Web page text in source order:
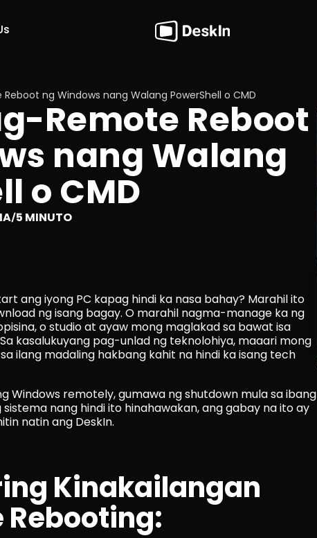
ng Windows nang Walang PowerShell o CMD
Remote Reboot
nang Walang
o CMD
/5 MINUTO
ang iyong PC kapag hindi ka nasa bahay? Marahil ito
ng isang bagay. O marahil nagma-manage ka ng
o studio at ayaw mong maglakad sa bawat isa
kasalukuyang pag-unlad ng teknolohiya, maaari mong
ilang madaling hakbang kahit na hindi ka isang tech
Windows remotely, gumawa ng shutdown mula sa ibang
nang hindi ito hinahawakan, ang gabay na ito ay
natin ang DeskIn.
Kinakailangan
Rebooting: